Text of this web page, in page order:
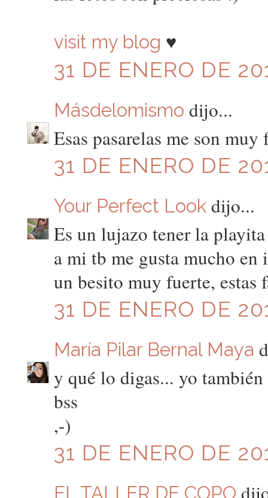
visit my blog ♥
31 DE ENERO DE
Másdelomismo dijo...
Esas pasarelas me son
31 DE ENERO DE
Your Perfect Lookdijo...
Es un lujazo tener la
a mi tb me gusta mucho
un besito muy fuerte, estas
31 DE ENERO DE
María Pilar Bernal Maya
y qué lo digas... yo
bss
,-)
31 DE ENERO DE
EL TALLER DE COPO